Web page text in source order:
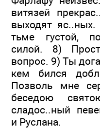
витязей
выходят
тьме густой,
силой. 8)
вопрос. 9) Ты
кем бился
Позволь мне
беседою
сладос..ный
и Руслана.